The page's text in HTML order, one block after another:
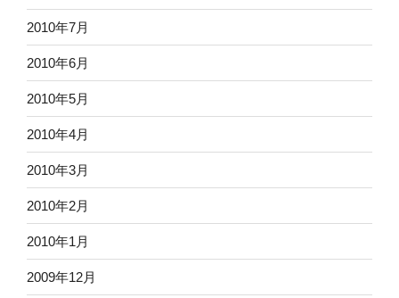
2010年7月
2010年6月
2010年5月
2010年4月
2010年3月
2010年2月
2010年1月
2009年12月